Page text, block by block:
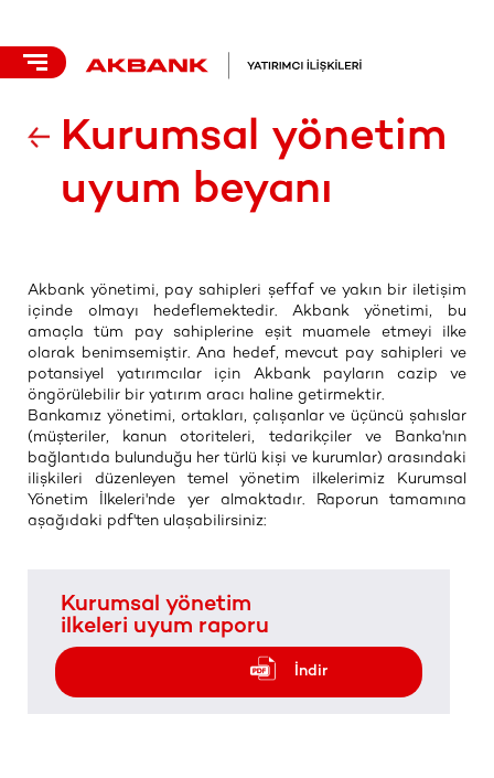
Kurumsal yönetim
uyum beyanı
Akbank yönetimi, pay sahipleri şeffaf ve yakın bir iletişim
içinde olmayı​ hedeflemektedir. Akbank yönetimi, bu
amaçla tüm pay sahiplerine eşit muamele etmeyi ilke
olarak benimsemiştir. Ana hedef, mevcut pay sahipleri ve
potansiyel yatırımcılar için Akbank payların cazip ve
öngörülebilir bir yatırım aracı haline getirmektir.
Bankamız yönetimi, ortakları, çalışanlar ve üçüncü şahıslar
(müşteriler, kanun otoriteleri, tedarikçiler ve Banka'nın
bağlantıda bulunduğu her türlü kişi ve kurumlar) arasındaki
ilişkileri düzenleyen temel yönetim ilkelerimiz Kurumsal
Yönetim İlkeleri'nde yer almaktadır. Raporun tamamına
aşağıdaki pdf'ten ulaşabilirsiniz:
Kurumsal yönetim
ilkeleri uyum raporu
İndir